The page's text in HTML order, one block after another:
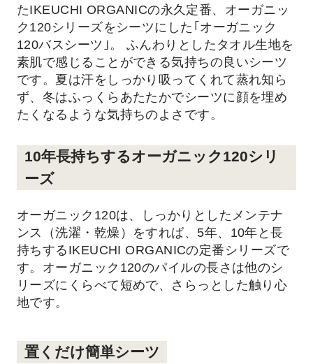
たIKEUCHI ORGANICの永久定番、オーガニッ
ク120シリーズをシーツにした｢オーガニック
120バスシーツ｣。 ふんわりとしたタオル生地を
素肌で感じることができる気持ちの良いシーツ
です。夏は汗をしっかり吸ってくれて蒸れ知ら
ず、冬はふっくらあたたかでシーツに顔を埋め
たくなるような気持ちのよさです。
10年長持ちするオーガニック120シリ
ーズ
オーガニック120は、しっかりとしたメンテナ
ンス（洗濯・乾燥）をすれば、5年、10年と長
持ちするIKEUCHI ORGANICの定番シリーズで
す。オーガニック120のパイルの長さは他のシ
リーズにくらべて短めで、さらっとした触り心
地です。
置くだけ簡単シーツ